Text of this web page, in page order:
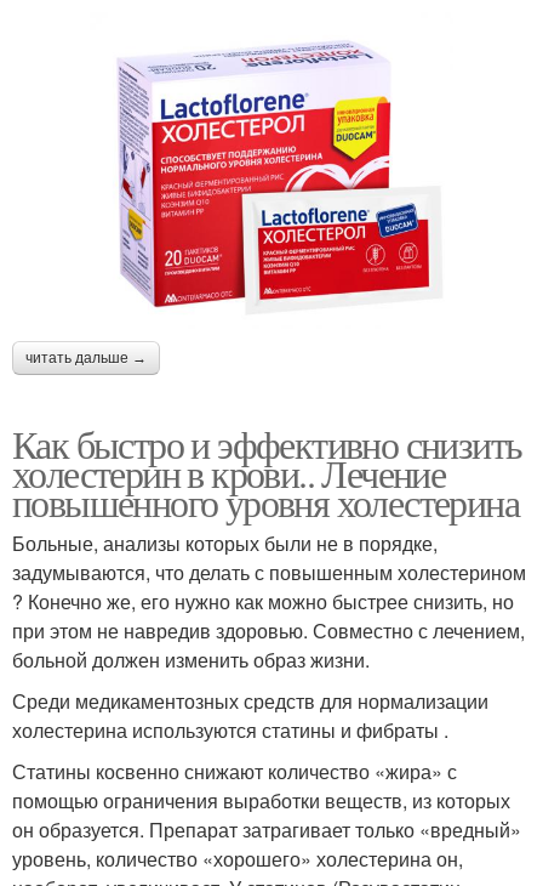
читать дальше →
Как быстро и эффективно снизить
холестерин в крови.. Лечение
повышенного уровня холестерина
Больные, анализы которых были не в порядке,
задумываются, что делать с повышенным холестерином
? Конечно же, его нужно как можно быстрее снизить, но
при этом не навредив здоровью. Совместно с лечением,
больной должен изменить образ жизни.
Среди медикаментозных средств для нормализации
холестерина используются статины и фибраты .
Статины косвенно снижают количество «жира» с
помощью ограничения выработки веществ, из которых
он образуется. Препарат затрагивает только «вредный»
уровень, количество «хорошего» холестерина он,